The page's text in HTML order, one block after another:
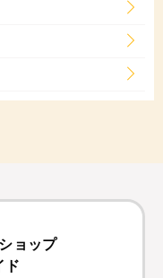
ョップ
ド